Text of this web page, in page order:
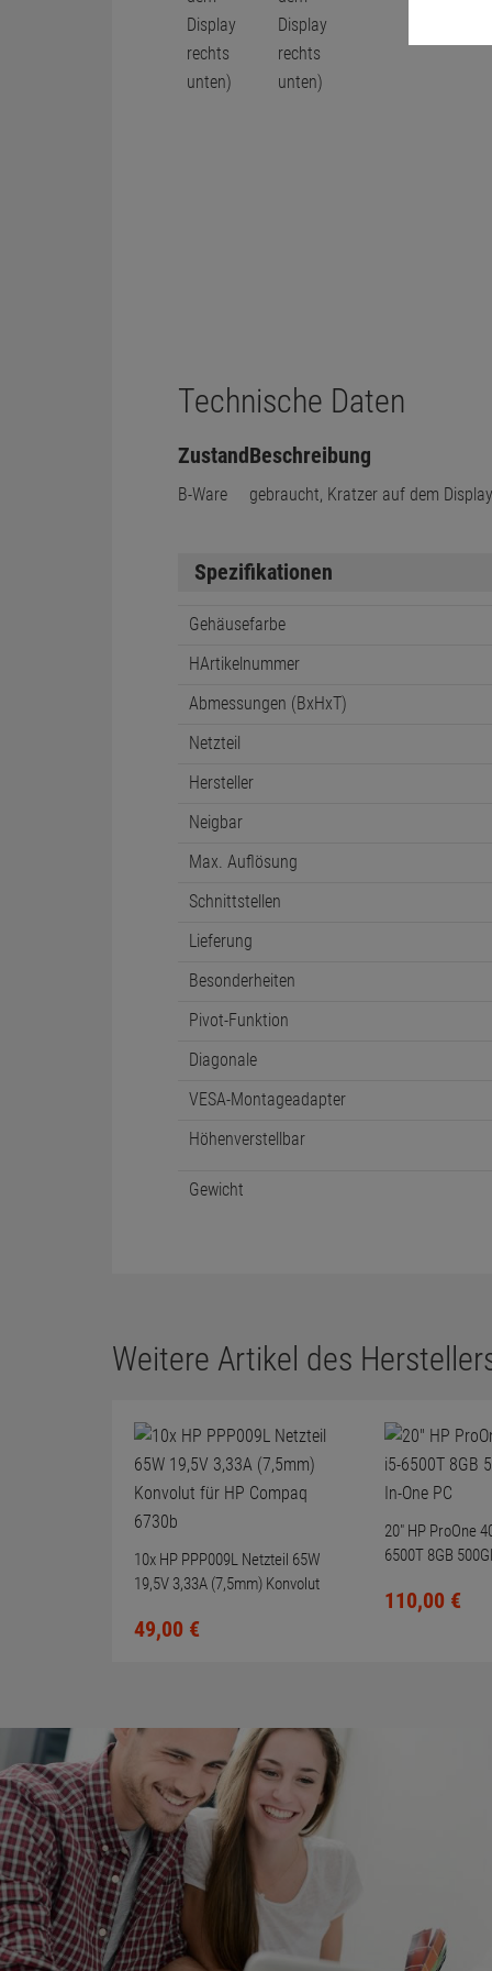
Technische Daten
Zustand
B-Ware
Beschreibung
gebraucht, Kratzer auf dem Display
Spezifikationen
Gehäusefarbe
HArtikelnummer
Abmessungen (BxHxT)
Netzteil
Hersteller
Neigbar
Max. Auflösung
Schnittstellen
Lieferung
Besonderheiten
Pivot-Funktion
Diagonale
VESA-Montageadapter
Höhenverstellbar
Gewicht
Weitere Artikel des
10x HP PPP009L Netzteil 65W
19,5V 3,33A (7,5mm) Konvolut
49,00 €
20" HP ProOne
6500T 8GB
110,00 €